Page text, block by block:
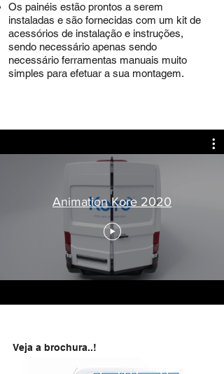
Os painéis estão prontos a serem
instaladas e são fornecidas com um kit de
acessórios de instalação e instruções,
sendo necessário apenas sendo
necessário ferramentas manuais muito
simples para efetuar a sua montagem.
Animation Kore 2020
Veja a brochura..!